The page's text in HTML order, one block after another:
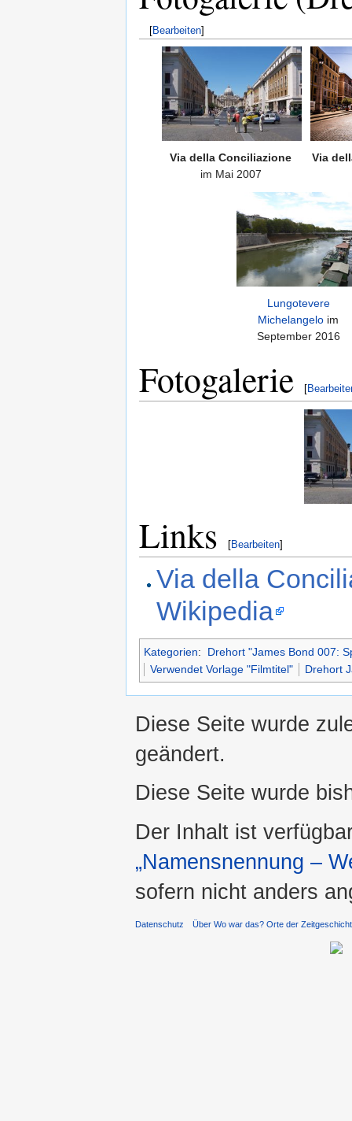
[Bearbeiten]
Via della Conciliazione
im Mai 2007
Via
Lungotevere
Michelangelo im
September 2016
Fotogalerie [
Links [Bearbeiten]
Via della
Wikipedia
Kategorien:
Drehort "James Bond 007:
Verwendet Vorlage "Filmtitel"
Drehort
Diese Seite wurde
geändert.
Diese Seite wurde
Der Inhalt ist
„Namensnennung –
sofern nicht anders
Datenschutz Über Wo war das? Orte der